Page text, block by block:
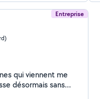
Entreprise
désormais sans